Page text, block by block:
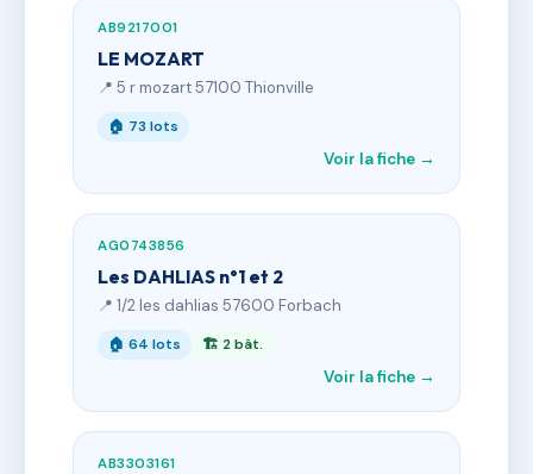
AB9217001
LE MOZART
📍 5 r mozart 57100 Thionville
🏠 73 lots
Voir la fiche →
AG0743856
Les DAHLIAS n°1 et 2
📍 1/2 les dahlias 57600 Forbach
🏠 64 lots 🏗 2 bât.
Voir la fiche →
AB3303161